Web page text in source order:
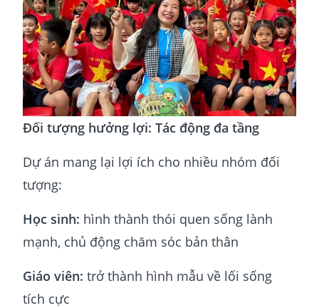
Đối tượng hưởng lợi: Tác động đa tầng
Dự án mang lại lợi ích cho nhiều nhóm đối
tượng:
Học sinh: hình thành thói quen sống lành
mạnh, chủ động chăm sóc bản thân
Giáo viên: trở thành hình mẫu về lối sống
tích cực